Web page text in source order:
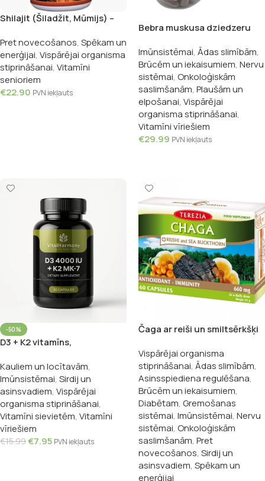
Shilajit (Šiladžit, Mūmijs) –
60 kapsulas
Pret novecošanos, Spēkam un
enerģijai, Vispārējai organisma
stiprināšanai, Vitamīni
senioriem
€22.90 PVN iekļauts
Bebra muskusa dziedzeru
Imūnsistēmai, Ādas slimībām,
Brūcēm un iekaisumiem, Nervu
sistēmai, Onkoloģiskām
saslimšanām, Plaušām un
elpošanai, Vispārējai
organisma stiprināšanai,
Vitamīni vīriešiem
€29.99 PVN iekļauts
-50%
D3 + K2 vitamīns,
Kauliem un locītavām,
Imūnsistēmai, Sirdij un
asinsvadiem, Vispārējai
organisma stiprināšanai,
Vitamīni sievietēm, Vitamīni
vīriešiem
€15.99€7.95 PVN iekļauts
Čaga ar reiši un smiltsērkšķi
Vispārējai organisma
stiprināšanai, Ādas slimībām,
Asinsspiediena regulēšana,
Brūcēm un iekaisumiem,
Diabētam, Gremošanas
sistēmai, Imūnsistēmai, Nervu
sistēmai, Onkoloģiskām
saslimšanām, Pret
novecošanos, Sirdij un
asinsvadiem, Spēkam un
enerģijai